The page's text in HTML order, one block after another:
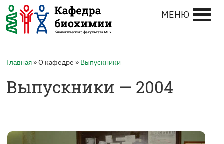
МЕНЮ
Главная» О кафедре » Выпускники
Выпускники — 2004